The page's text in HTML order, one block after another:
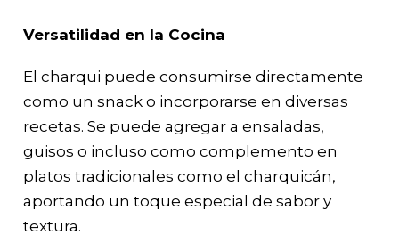
Versatilidad en la Cocina
El charqui puede consumirse directamente
como un snack o incorporarse en diversas
recetas. Se puede agregar a ensaladas,
guisos o incluso como complemento en
platos tradicionales como el charquicán,
aportando un toque especial de sabor y
textura.